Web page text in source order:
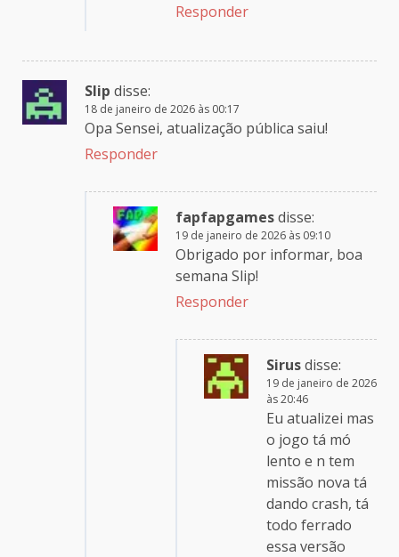
Responder
Slip disse:
18 de janeiro de 2026 às 00:17
Opa Sensei, atualização pública saiu!
Responder
fapfapgamesdisse:
19 de janeiro de 2026 às 09:10
Obrigado por informar, boa
semana Slip!
Responder
Sirusdisse:
19 de janeiro de 2026
às 20:46
Eu atualizei mas
o jogo tá mó
lento e n tem
missão nova tá
dando crash, tá
todo ferrado
essa versão